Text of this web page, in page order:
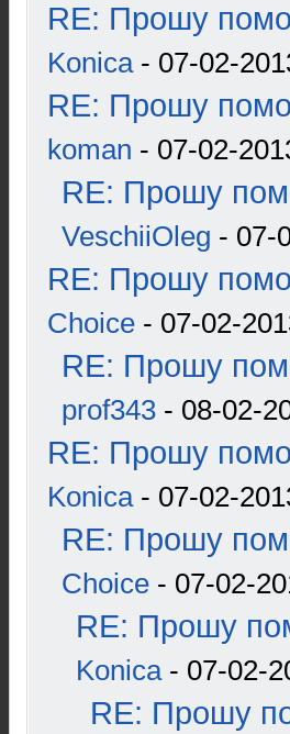
RE: Прошу
Konica- 07-02-
RE: Прошу
koman - 07-02-
RE: Прошу
VeschiiOleg - 07-
RE: Прошу
Choice - 07-02-
RE: Прошу
prof343 - 08-02-
RE: Прошу
Konica- 07-02-
RE: Прошу
Choice - 07-02-
RE: Прошу
Konica- 07-02-
RE: Прошу